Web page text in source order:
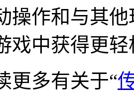
操作和与其
戏中获得更
更多有关于“